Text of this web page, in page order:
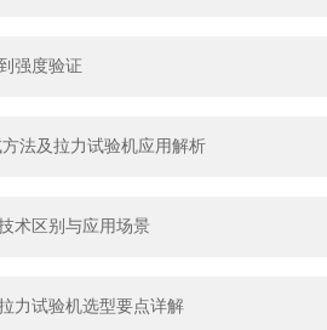
强度验证
法及拉力试验机应用解析
术区别与应用场景
力试验机选型要点详解